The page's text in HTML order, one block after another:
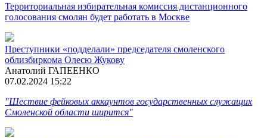
Территориальная избирательная комиссия дистанционного
голосования смолян будет работать в Москве
Преступники «подделали» председателя смоленского
облизбиркома Олесю Жукову
Анатолий ГАПЕЕНКО
07.02.2024 15:22
"Шествие фейковых аккаунтов государственных служащих
Смоленской области ширится"